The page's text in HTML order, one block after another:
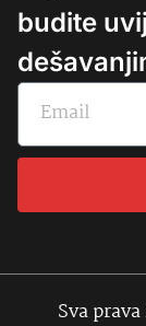
budite
Sva